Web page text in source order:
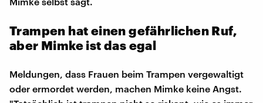
Trampen hat einen gefährlichen Ruf,
aber Mimke ist das egal
Meldungen, dass Frauen beim Trampen vergewaltigt
oder ermordet werden, machen Mimke keine Angst.